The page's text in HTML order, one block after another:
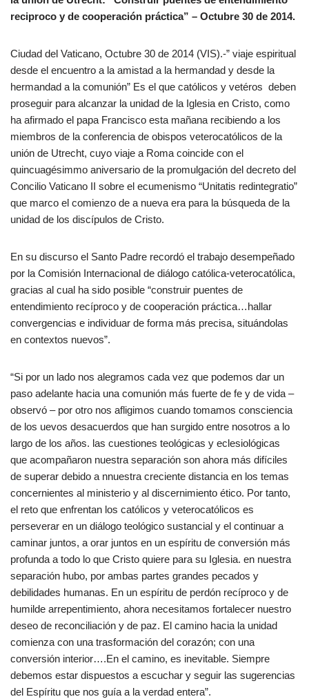
reciproco y de cooperación práctica” – Octubre 30 de 2014.
Ciudad del Vaticano, Octubre 30 de 2014 (VIS).-” viaje espiritual
desde el encuentro a la amistad a la hermandad y desde la
hermandad a la comunión” Es el que católicos y vetéros deben
proseguir para alcanzar la unidad de la Iglesia en Cristo, como
ha afirmado el papa Francisco esta mañana recibiendo a los
miembros de la conferencia de obispos veterocatólicos de la
unión de Utrecht, cuyo viaje a Roma coincide con el
quincuagésimmo aniversario de la promulgación del decreto del
Concilio Vaticano II sobre el ecumenismo “Unitatis redintegratio”
que marco el comienzo de a nueva era para la búsqueda de la
unidad de los discípulos de Cristo.
En su discurso el Santo Padre recordó el trabajo desempeñado
por la Comisión Internacional de diálogo católica-veterocatólica,
gracias al cual ha sido posible “construir puentes de
entendimiento recíproco y de cooperación práctica…hallar
convergencias e individuar de forma más precisa, situándolas
en contextos nuevos”.
“Si por un lado nos alegramos cada vez que podemos dar un
paso adelante hacia una comunión más fuerte de fe y de vida –
observó – por otro nos afligimos cuando tomamos consciencia
de los uevos desacuerdos que han surgido entre nosotros a lo
largo de los años. las cuestiones teológicas y eclesiológicas
que acompañaron nuestra separación son ahora más difíciles
de superar debido a nnuestra creciente distancia en los temas
concernientes al ministerio y al discernimiento ético. Por tanto,
el reto que enfrentan los católicos y veterocatólicos es
perseverar en un diálogo teológico sustancial y el continuar a
caminar juntos, a orar juntos en un espíritu de conversión más
profunda a todo lo que Cristo quiere para su Iglesia. en nuestra
separación hubo, por ambas partes grandes pecados y
debilidades humanas. En un espíritu de perdón recíproco y de
humilde arrepentimiento, ahora necesitamos fortalecer nuestro
deseo de reconciliación y de paz. El camino hacia la unidad
comienza con una trasformación del corazón; con una
conversión interior….En el camino, es inevitable. Siempre
debemos estar dispuestos a escuchar y seguir las sugerencias
del Espíritu que nos guía a la verdad entera”.